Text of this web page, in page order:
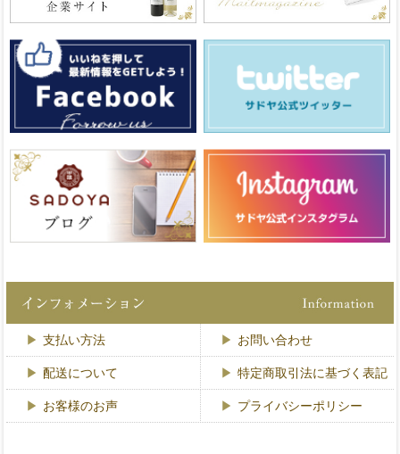
支払い方法 お問い合わせ
配送について 特定商取引法に基づく表記
お客様のお声 プライバシーポリシー